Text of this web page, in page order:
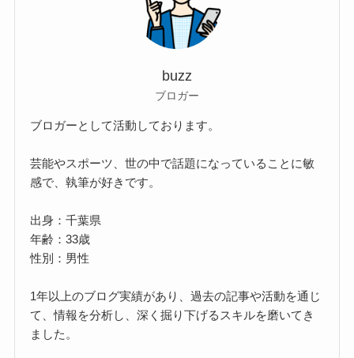
buzz
ブロガー
ブロガーとして活動しております。
芸能やスポーツ、世の中で話題になっていることに敏
感で、執筆が好きです。
出身：千葉県
年齢：33歳
性別：男性
1年以上のブログ実績があり、過去の記事や活動を通じ
て、情報を分析し、深く掘り下げるスキルを磨いてき
ました。